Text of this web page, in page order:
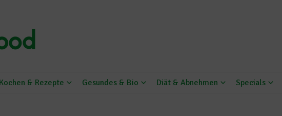
Kochen & Rezepte Gesundes & Bio Diät & Abnehmen Specials